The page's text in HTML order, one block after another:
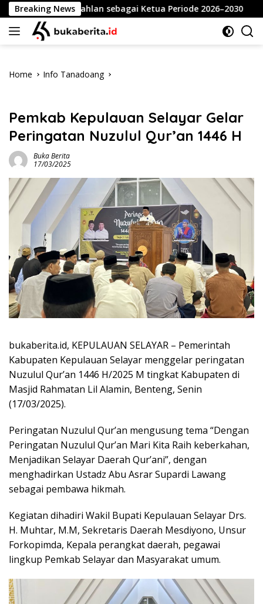
Skip
to
content
Breaking News
Dahlan sebagai Ketua Periode 2026–2030
Home Info Tanadoang
Pemkab Kepulauan Selayar Gelar
Peringatan Nuzulul Qur’an 1446 H
Buka Berita
17/03/2025
bukaberita.id, KEPULAUAN SELAYAR – Pemerintah
Kabupaten Kepulauan Selayar menggelar peringatan
Nuzulul Qur’an 1446 H/2025 M tingkat Kabupaten di
Masjid Rahmatan Lil Alamin, Benteng, Senin
(17/03/2025).
Peringatan Nuzulul Qur’an mengusung tema “Dengan
Peringatan Nuzulul Qur’an Mari Kita Raih keberkahan,
Menjadikan Selayar Daerah Qur’ani”, dengan
menghadirkan Ustadz Abu Asrar Supardi Lawang
sebagai pembawa hikmah.
Kegiatan dihadiri Wakil Bupati Kepulauan Selayar Drs.
H. Muhtar, M.M, Sekretaris Daerah Mesdiyono, Unsur
Forkopimda, Kepala perangkat daerah, pegawai
lingkup Pemkab Selayar dan Masyarakat umum.